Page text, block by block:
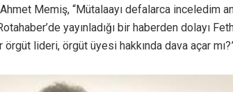
Memiş, “Mütalaayı defalarca inceledim
yayınladığı bir haberden dolayı
lideri, örgüt üyesi hakkında dava açar